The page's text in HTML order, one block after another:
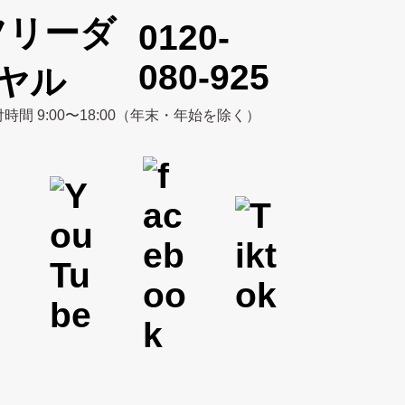
0120-
080-925
時間 9:00〜18:00（年末・年始を除く）